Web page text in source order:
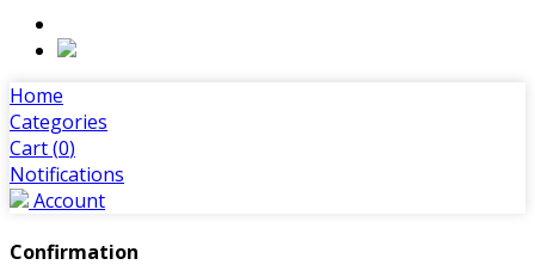
Home
Categories
Cart (0)
Notifications
Account
Confirmation